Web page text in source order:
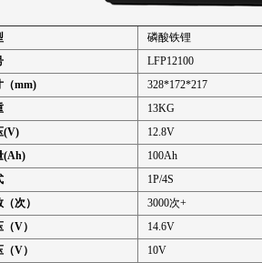
磷酸铁锂
LFP12100
（mm)
328*172*217
13KG
(V)
12.8V
(Ah)
100Ah
1P/4S
次）
3000次+
V）
14.6V
V）
10V